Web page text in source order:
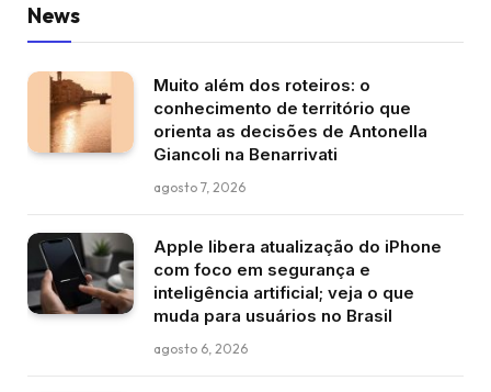
News
Muito além dos roteiros: o
conhecimento de território que
orienta as decisões de Antonella
Giancoli na Benarrivati
agosto 7, 2026
Apple libera atualização do iPhone
com foco em segurança e
inteligência artificial; veja o que
muda para usuários no Brasil
agosto 6, 2026